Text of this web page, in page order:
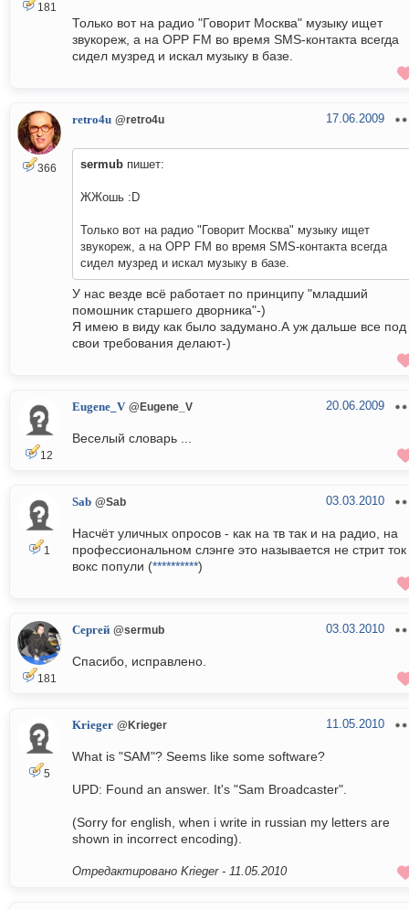
181
Только вот на радио "Говорит Москва" музыку ищет
звукореж, а на ОРР FM во время SMS-контакта всегда
сидел музред и искал музыку в базе.
366
retro4u @retro4u 17.06.2009
sermub пишет:
ЖЖошь :D
Только вот на радио "Говорит Москва" музыку ищет
звукореж, а на ОРР FM во время SMS-контакта всегда
сидел музред и искал музыку в базе.
У нас везде всё работает по принципу "младший
помошник старшего дворника"-)
Я имею в виду как было задумано.А уж дальше все под
свои требования делают-)
12
Eugene_V @Eugene_V 20.06.2009
Веселый словарь ...
1
Sab @Sab 03.03.2010
Насчёт уличных опросов - как на тв так и на радио, на
профессиональном слэнге это называется не стрит
вокс попули (**********)
181
Сергей @sermub 03.03.2010
Спасибо, исправлено.
5
Krieger @Krieger 11.05.2010
What is "SAM"? Seems like some software?
UPD: Found an answer. It's "Sam Broadcaster".
(Sorry for english, when i write in russian my letters are
shown in incorrect encoding).
Отредактировано Krieger - 11.05.2010